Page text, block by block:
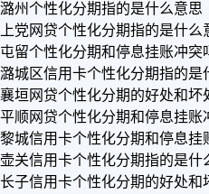
潞州个性化分期指的是什么意思
上党网贷个性化分期指的是什么
屯留个性化分期和停息挂账冲突
潞城区信用卡个性化分期指的是
襄垣网贷个性化分期的好处和坏
平顺网贷个性化分期和停息挂账
黎城信用卡个性化分期和停息挂
壶关信用卡个性化分期指的是什
长子信用卡个性化分期的好处和